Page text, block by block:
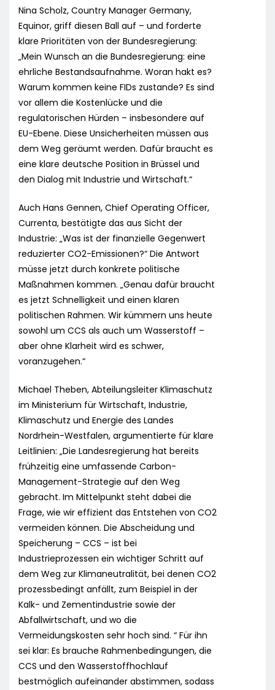
Nina Scholz, Country Manager Germany,
Equinor, griff diesen Ball auf – und forderte
klare Prioritäten von der Bundesregierung:
„Mein Wunsch an die Bundesregierung: eine
ehrliche Bestandsaufnahme. Woran hakt es?
Warum kommen keine FIDs zustande? Es sind
vor allem die Kostenlücke und die
regulatorischen Hürden – insbesondere auf
EU-Ebene. Diese Unsicherheiten müssen aus
dem Weg geräumt werden. Dafür braucht es
eine klare deutsche Position in Brüssel und
den Dialog mit Industrie und Wirtschaft.“
Auch Hans Gennen, Chief Operating Officer,
Currenta, bestätigte das aus Sicht der
Industrie: „Was ist der finanzielle Gegenwert
reduzierter CO2-Emissionen?“ Die Antwort
müsse jetzt durch konkrete politische
Maßnahmen kommen. „Genau dafür braucht
es jetzt Schnelligkeit und einen klaren
politischen Rahmen. Wir kümmern uns heute
sowohl um CCS als auch um Wasserstoff –
aber ohne Klarheit wird es schwer,
voranzugehen.“
Michael Theben, Abteilungsleiter Klimaschutz
im Ministerium für Wirtschaft, Industrie,
Klimaschutz und Energie des Landes
Nordrhein-Westfalen, argumentierte für klare
Leitlinien: „Die Landesregierung hat bereits
frühzeitig eine umfassende Carbon-
Management-Strategie auf den Weg
gebracht. Im Mittelpunkt steht dabei die
Frage, wie wir effizient das Entstehen von CO2
vermeiden können. Die Abscheidung und
Speicherung – CCS – ist bei
Industrieprozessen ein wichtiger Schritt auf
dem Weg zur Klimaneutralität, bei denen CO2
prozessbedingt anfällt, zum Beispiel in der
Kalk- und Zementindustrie sowie der
Abfallwirtschaft, und wo die
Vermeidungskosten sehr hoch sind. “ Für ihn
sei klar: Es brauche Rahmenbedingungen, die
CCS und den Wasserstoffhochlauf
bestmöglich aufeinander abstimmen, sodass